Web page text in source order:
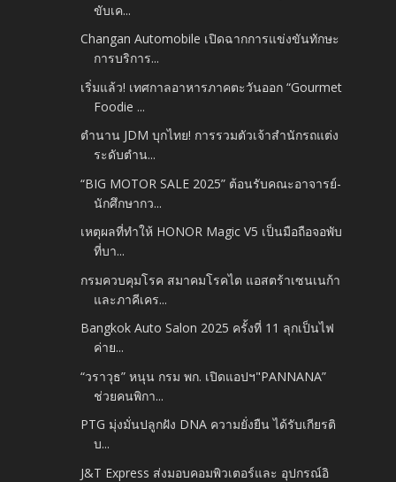
ขับเค...
Changan Automobile เปิดฉากการแข่งขันทักษะ
การบริการ...
เริ่มแล้ว! เทศกาลอาหารภาคตะวันออก “Gourmet
Foodie ...
ตำนาน JDM บุกไทย! การรวมตัวเจ้าสำนักรถแต่ง
ระดับตำน...
“BIG MOTOR SALE 2025” ต้อนรับคณะอาจารย์-
นักศึกษากว...
เหตุผลที่ทำให้ HONOR Magic V5 เป็นมือถือจอพับ
ที่บา...
กรมควบคุมโรค สมาคมโรคไต แอสตร้าเซนเนก้า
และภาคีเคร...
Bangkok Auto Salon 2025 ครั้งที่ 11 ลุกเป็นไฟ
ค่าย...
“วราวุธ” หนุน กรม พก. เปิดแอปฯ"PANNANA”
ช่วยคนพิกา...
PTG มุ่งมั่นปลูกฝัง DNA ความยั่งยืน ได้รับเกียรติ
บ...
J&T Express ส่งมอบคอมพิวเตอร์และ อุปกรณ์อิ